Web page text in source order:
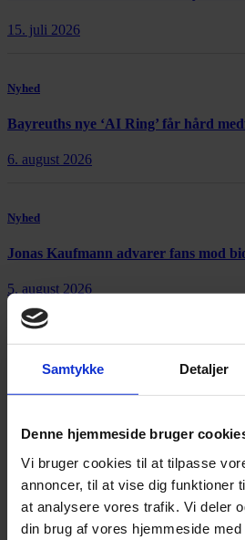
Samtykke Detaljer
Denne hjemmeside bruger
Vi bruger cookies til at tilpasse
annoncer, til at vise dig funktioner
at analysere vores trafik. Vi deler
din brug af vores hjemmeside
15. juli 2026
Nyhed
Bayreuths nye ‘AI Ring’ får hård
6. august 2026
Nyhed
Jonas Kaufmann advarer fans mod
5. august 2026
Annonce
FLERE NYHEDER